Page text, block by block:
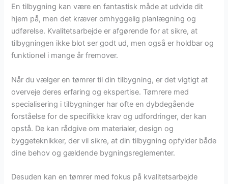
En tilbygning kan være en fantastisk måde at udvide dit
hjem på, men det kræver omhyggelig planlægning og
udførelse. Kvalitetsarbejde er afgørende for at sikre, at
tilbygningen ikke blot ser godt ud, men også er holdbar og
funktionel i mange år fremover.
Når du vælger en tømrer til din tilbygning, er det vigtigt at
overveje deres erfaring og ekspertise. Tømrere med
specialisering i tilbygninger har ofte en dybdegående
forståelse for de specifikke krav og udfordringer, der kan
opstå. De kan rådgive om materialer, design og
byggeteknikker, der vil sikre, at din tilbygning opfylder både
dine behov og gældende bygningsreglementer.
Desuden kan en tømrer med fokus på kvalitetsarbejde